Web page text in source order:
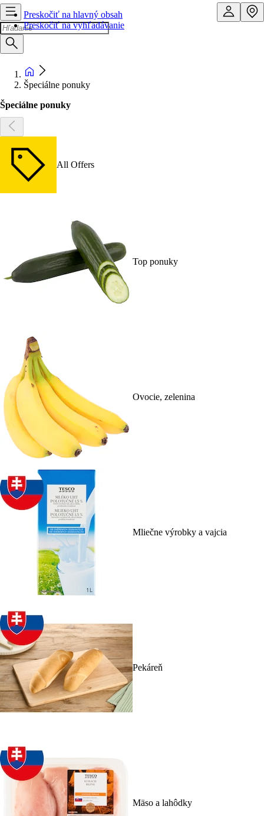
Preskočiť na hlavný obsah
Preskočiť na vyhľadávanie
Špeciálne ponuky
Špeciálne ponuky
All Offers
Top ponuky
Ovocie, zelenina
Mliečne výrobky a vajcia
Pekáreň
Mäso a lahôdky